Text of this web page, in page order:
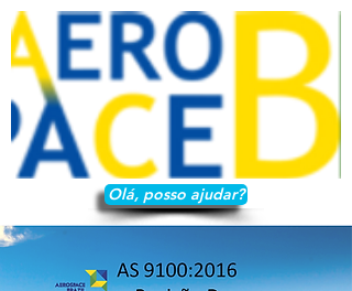
Olá, posso ajudar?